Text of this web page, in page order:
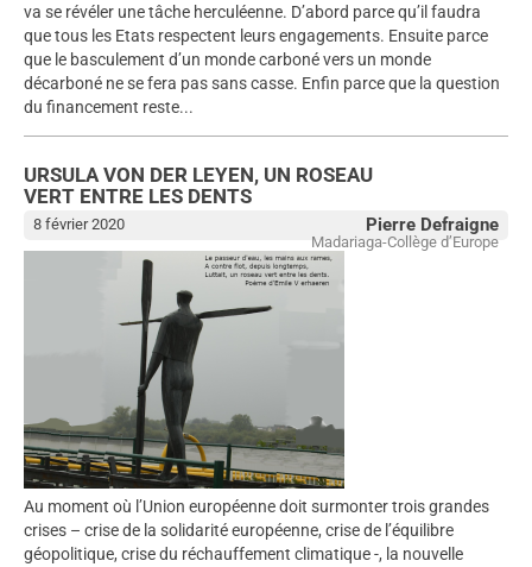
va se révéler une tâche herculéenne. D’abord parce qu’il faudra
que tous les Etats respectent leurs engagements. Ensuite parce
que le basculement d’un monde carboné vers un monde
décarboné ne se fera pas sans casse. Enfin parce que la question
du financement reste...
URSULA VON DER LEYEN, UN ROSEAU
VERT ENTRE LES DENTS
Pierre Defraigne
Madariaga-Collège d’Europe
8 février 2020
Au moment où l’Union européenne doit surmonter trois grandes
crises – crise de la solidarité européenne, crise de l’équilibre
géopolitique, crise du réchauffement climatique -, la nouvelle